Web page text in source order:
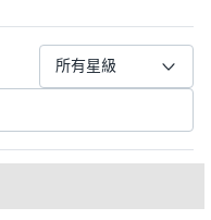
所有星級